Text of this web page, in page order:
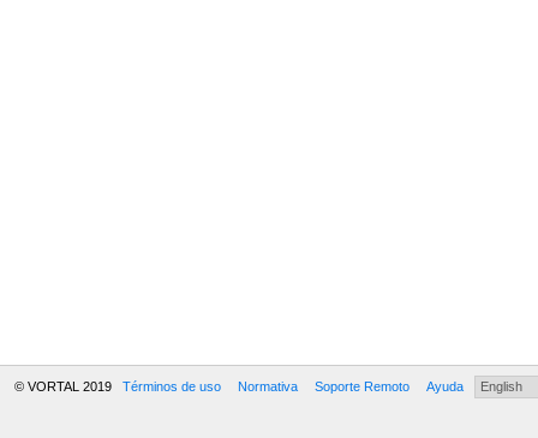
© VORTAL 2019 Términos de uso Normativa Soporte Remoto Ayuda